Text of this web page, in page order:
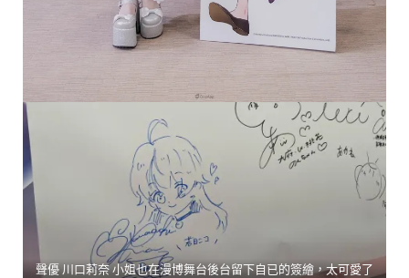
聲優 川口莉奈 小姐也在漫博舞台後台留下自已的簽繪，太可愛了